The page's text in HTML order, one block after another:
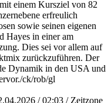
einem Kursziel von 82
erfreulich
sowie seinen eigenen
Hayes in einer am
Dies sei vor allem auf
zurückzuführen. Der
Dynamik in den USA und
ck/rob/gl
/ 02:03 / Zeitzone